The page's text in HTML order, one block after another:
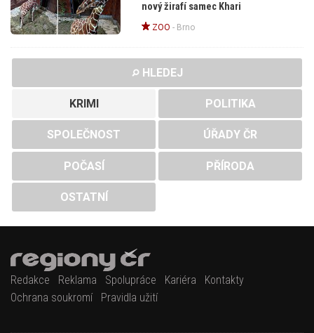
nový žirafí samec Khari
ZOO - Brno
HLEDEJ
KRIMI POLITIKA
SPOLEČNOST ÚŘADY ČR
POČASÍ PŘÍRODA
OSTATNÍ
Redakce Reklama Spolupráce Kariéra
Kontakty
Ochrana soukromí
Pravidla užití